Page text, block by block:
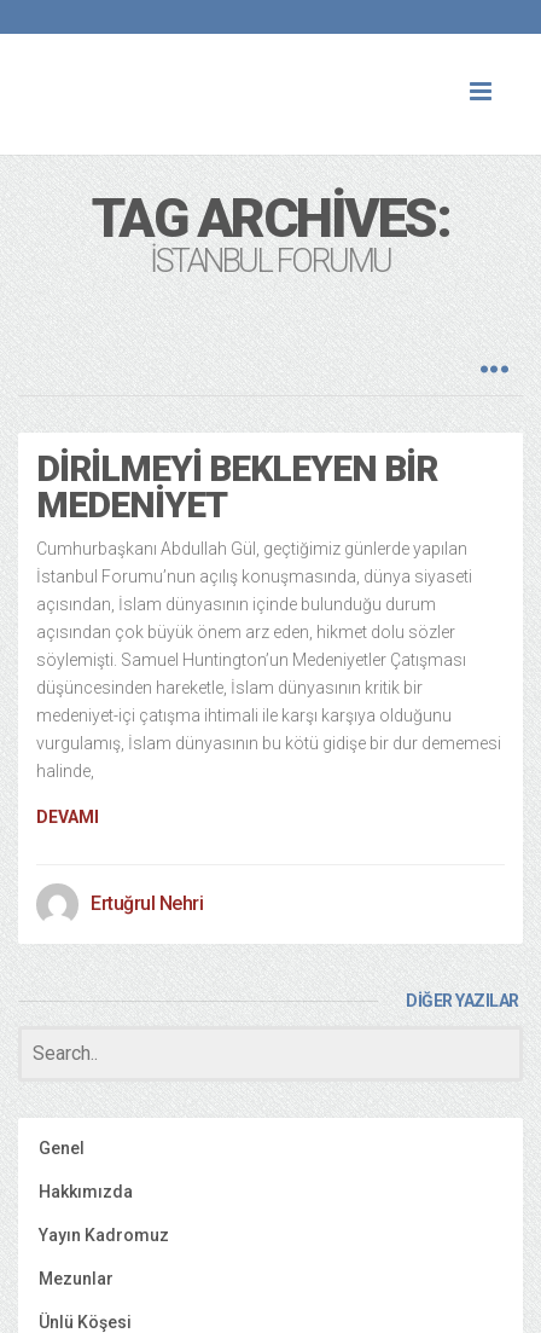
TAG ARCHIVES:
İSTANBUL FORUMU
DIRILMEYI BEKLEYEN BIR
MEDENIYET
Cumhurbaşkanı Abdullah Gül, geçtiğimiz günlerde yapılan
İstanbul Forumu’nun açılış konuşmasında, dünya siyaseti
açısından, İslam dünyasının içinde bulunduğu durum
açısından çok büyük önem arz eden, hikmet dolu sözler
söylemişti. Samuel Huntington’un Medeniyetler Çatışması
düşüncesinden hareketle, İslam dünyasının kritik bir
medeniyet-içi çatışma ihtimali ile karşı karşıya olduğunu
vurgulamış, İslam dünyasının bu kötü gidişe bir dur dememesi
halinde,
DEVAMI
Ertuğrul Nehri
DİĞER YAZILAR
Genel
Hakkımızda
Yayın Kadromuz
Mezunlar
Ünlü Köşesi